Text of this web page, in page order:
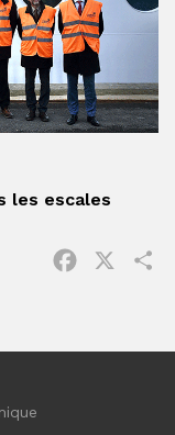
les escales
Facebook